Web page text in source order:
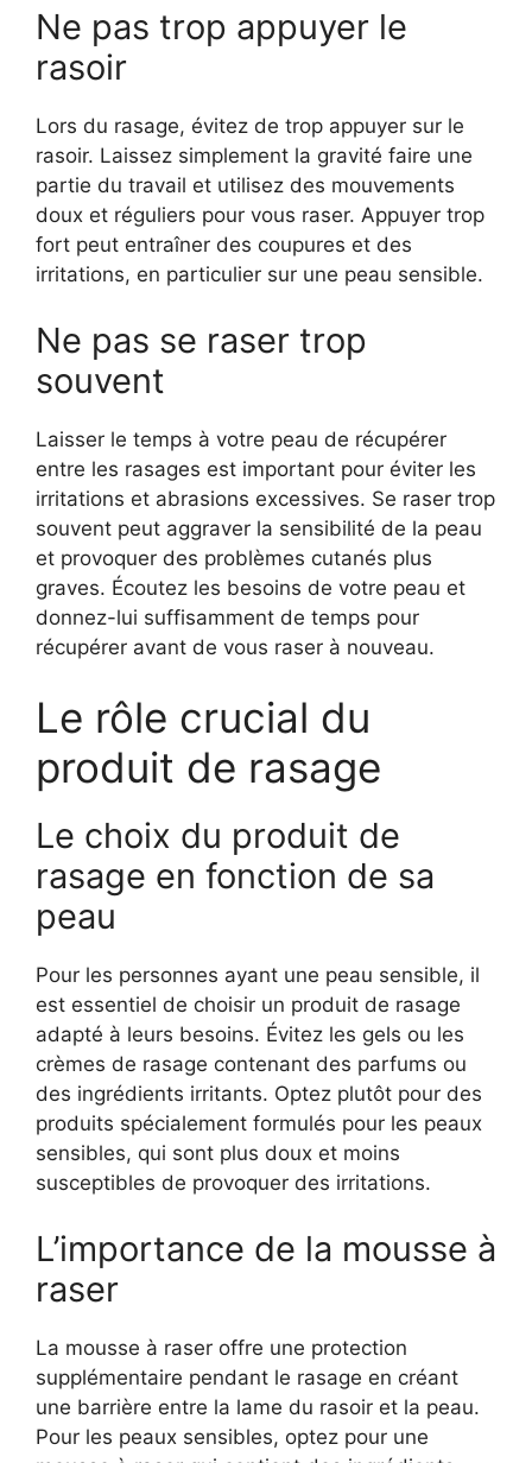
Ne pas trop appuyer le
rasoir
Lors du rasage, évitez de trop appuyer sur le
rasoir. Laissez simplement la gravité faire une
partie du travail et utilisez des mouvements
doux et réguliers pour vous raser. Appuyer trop
fort peut entraîner des coupures et des
irritations, en particulier sur une peau sensible.
Ne pas se raser trop
souvent
Laisser le temps à votre peau de récupérer
entre les rasages est important pour éviter les
irritations et abrasions excessives. Se raser trop
souvent peut aggraver la sensibilité de la peau
et provoquer des problèmes cutanés plus
graves. Écoutez les besoins de votre peau et
donnez-lui suffisamment de temps pour
récupérer avant de vous raser à nouveau.
Le rôle crucial du
produit de rasage
Le choix du produit de
rasage en fonction de sa
peau
Pour les personnes ayant une peau sensible, il
est essentiel de choisir un produit de rasage
adapté à leurs besoins. Évitez les gels ou les
crèmes de rasage contenant des parfums ou
des ingrédients irritants. Optez plutôt pour des
produits spécialement formulés pour les peaux
sensibles, qui sont plus doux et moins
susceptibles de provoquer des irritations.
L’importance de la mousse à
raser
La mousse à raser offre une protection
supplémentaire pendant le rasage en créant
une barrière entre la lame du rasoir et la peau.
Pour les peaux sensibles, optez pour une